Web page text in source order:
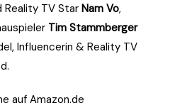
Reality TV Star Nam Vo,
Tim Stammberger
Influencerin & Reality TV
auf Amazon.de